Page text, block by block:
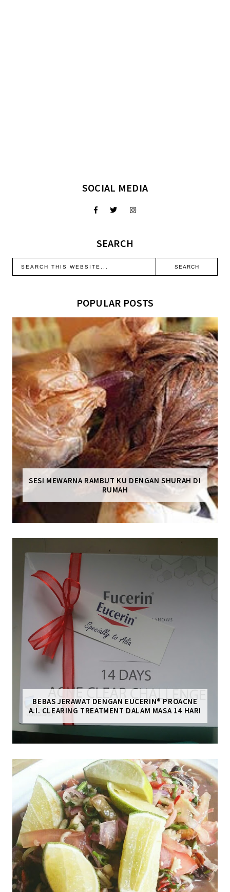
SOCIAL MEDIA
SEARCH
POPULAR POSTS
SESI MEWARNA RAMBUT KU DENGAN SHURAH DI
RUMAH
BEBAS JERAWAT DENGAN EUCERIN® PROACNE
A.I. CLEARING TREATMENT DALAM MASA 14 HARI